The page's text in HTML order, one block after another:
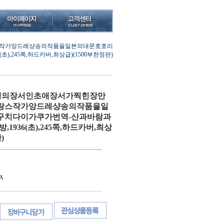
가앙드레샹송의작품을일본의대문호호리
),245쪽,하드카버,최상급)(1500부한정판)
장서인초애장서가찍힌장만
스작가앙드레샹송의작품을일
치다이가쿠가번역-산과바람과
,1936(초),245쪽,하드카버,최상
)